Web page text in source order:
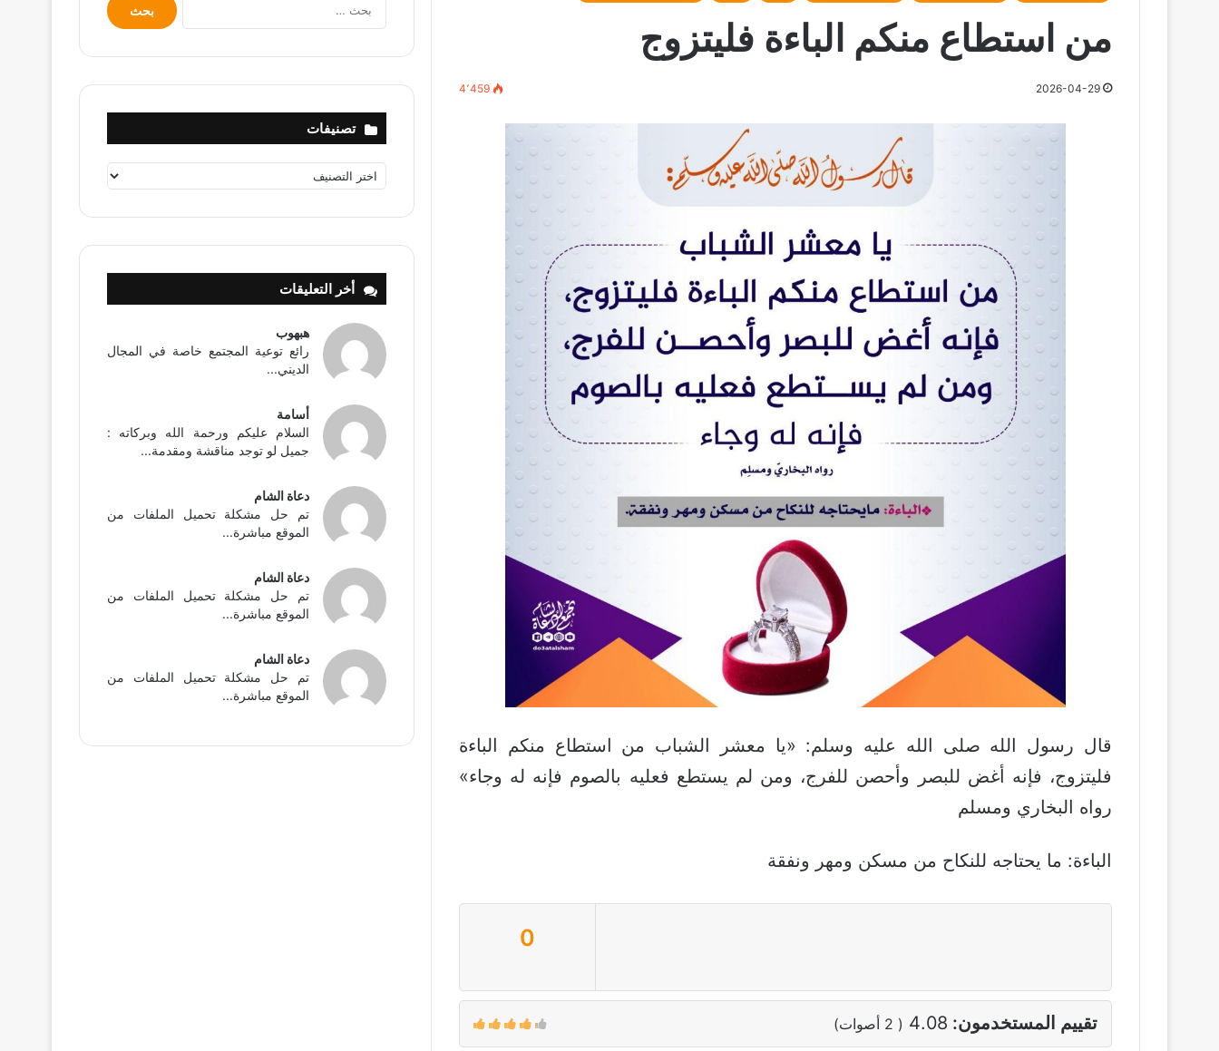
من استطاع منكم الباءة فليتزوج
2026-04-29 4٬459
قال رسول الله صلى الله عليه وسلم: «يا معشر الشباب من استطاع منكم الباءة
فليتزوج، فإنه أغض للبصر وأحصن للفرج، ومن لم يستطع فعليه بالصوم فإنه له وجاء»
رواه البخاري ومسلم
الباءة: ما يحتاجه للنكاح من مسكن ومهر ونفقة
0
تقييم المستخدمون: 4.08
(
2 أصوات)
عن:
تصنيفات
تصنيفات
أخر التعليقات
هبهوب
رائع توعية المجتمع خاصة في المجال
الديني...
أسامة
السلام عليكم ورحمة الله وبركاته :
جميل لو توجد مناقشة ومقدمة...
دعاة الشام
تم حل مشكلة تحميل الملفات من
الموقع مباشرة...
دعاة الشام
تم حل مشكلة تحميل الملفات من
الموقع مباشرة...
دعاة الشام
تم حل مشكلة تحميل الملفات من
الموقع مباشرة...